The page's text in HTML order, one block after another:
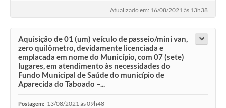
Atualizado em: 16/08/2021 às 13h38
Aquisição de 01 (um) veículo de passeio/mini van,
zero quilômetro, devidamente licenciada e
emplacada em nome do Município, com 07 (sete)
lugares, em atendimento às necessidades do
Fundo Municipal de Saúde do município de
Aparecida do Taboado –...
Postagem: 13/08/2021 às 09h48